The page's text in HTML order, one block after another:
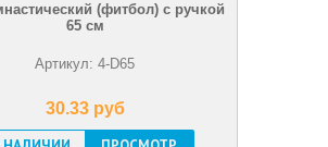
(фитбол) с ручкой
65 см
Артикул: 4-D65
30.33 pуб